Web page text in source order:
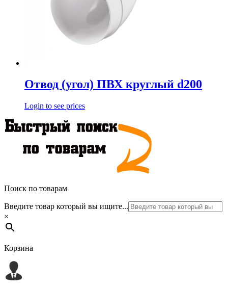
Отвод (угол) ПВХ круглый d200
Login to see prices
Поиск по товарам
Введите товар который вы ищите...
×
Корзина